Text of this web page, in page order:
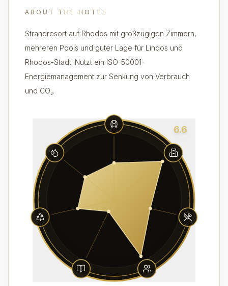
ABOUT THE HOTEL
Strandresort auf Rhodos mit großzügigen Zimmern,
mehreren Pools und guter Lage für Lindos und
Rhodos-Stadt. Nutzt ein ISO-50001-
Energiemanagement zur Senkung von Verbrauch
und CO₂.
6.6